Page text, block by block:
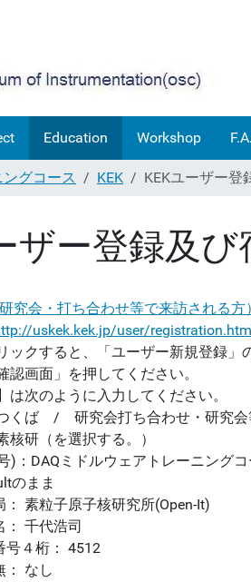
Education Workshop
グコース KEK KEKユーザー登
ザー登録及
究会・打ち合わせ等で来訪される方）
uskek.kek.jp/user/
ックすると、「ユーザー新規登録」
認画面」を押してください。
は次のように入力してください。
くば / 研究会打ち合わせ・研究会
核研（を選択する。）
)：DAQミドルウェアトレーニング
のまま
： 素粒子原子核研究所(Open-It)
： 千代浩司
号４桁： 4512
： なし